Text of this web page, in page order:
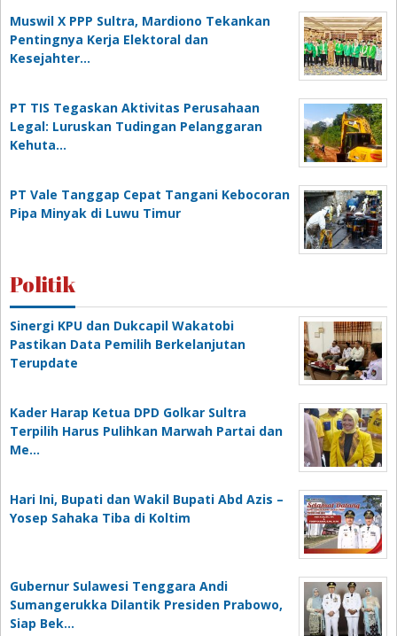
Muswil X PPP Sultra, Mardiono Tekankan
Pentingnya Kerja Elektoral dan
Kesejahter…
PT TIS Tegaskan Aktivitas Perusahaan
Legal: Luruskan Tudingan Pelanggaran
Kehuta…
PT Vale Tanggap Cepat Tangani Kebocoran
Pipa Minyak di Luwu Timur
Politik
Sinergi KPU dan Dukcapil Wakatobi
Pastikan Data Pemilih Berkelanjutan
Terupdate
Kader Harap Ketua DPD Golkar Sultra
Terpilih Harus Pulihkan Marwah Partai dan
Me…
Hari Ini, Bupati dan Wakil Bupati Abd Azis –
Yosep Sahaka Tiba di Koltim
Gubernur Sulawesi Tenggara Andi
Sumangerukka Dilantik Presiden Prabowo,
Siap Bek…